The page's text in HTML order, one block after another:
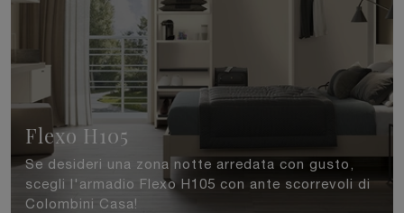
Flexo H105
Se desideri una zona notte arredata con gusto,
scegli l'armadio Flexo H105 con ante scorrevoli di
Colombini Casa!